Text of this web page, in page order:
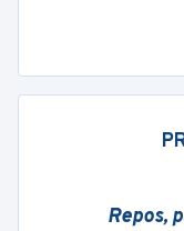
Repos,